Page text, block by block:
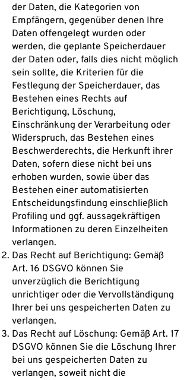
der Daten, die Kategorien von
Empfängern, gegenüber denen Ihre
Daten offengelegt wurden oder
werden, die geplante Speicherdauer
der Daten oder, falls dies nicht möglich
sein sollte, die Kriterien für die
Festlegung der Speicherdauer, das
Bestehen eines Rechts auf
Berichtigung, Löschung,
Einschränkung der Verarbeitung oder
Widerspruch, das Bestehen eines
Beschwerderechts, die Herkunft ihrer
Daten, sofern diese nicht bei uns
erhoben wurden, sowie über das
Bestehen einer automatisierten
Entscheidungsfindung einschließlich
Profiling und ggf. aussagekräftigen
Informationen zu deren Einzelheiten
verlangen.
Das Recht auf Berichtigung: Gemäß
Art. 16 DSGVO können Sie
unverzüglich die Berichtigung
unrichtiger oder die Vervollständigung
Ihrer bei uns gespeicherten Daten zu
verlangen.
Das Recht auf Löschung: Gemäß Art. 17
DSGVO können Sie die Löschung Ihrer
bei uns gespeicherten Daten zu
verlangen, soweit nicht die